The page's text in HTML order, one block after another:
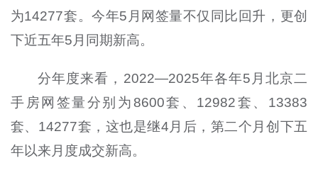
为14277套。今年5月网签量不仅同比回升，更创
下近五年5月同期新高。
分年度来看，2022—2025年各年5月北京二
手房网签量分别为8600套、12982套、13383
套、14277套，这也是继4月后，第二个月创下五
年以来月度成交新高。